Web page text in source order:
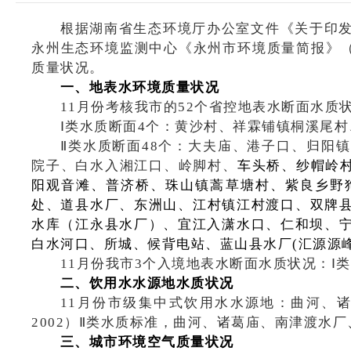
根据湖南省生态环境厅办公室文件《关于印
永州生态环境监测中心《永州市环境质量简报》
质量状况。
一、地表水环境质量状况
11 月份考核我市的52个省控地表水断面水质
Ⅰ类水质断面4个：黄沙村 、祥霖铺镇桐溪尾
Ⅱ类水质断面48个：大夫庙、港子口、归阳
院子、白水入湘江口、岭脚村、 车头桥 、 纱帽岭
阳观音滩 、普济桥 、珠山镇蒿草塘村 、紫良乡野
处 、道县水厂、 东洲山 、 江村镇江村渡口、双牌
水库（江永县水厂）、宜江入潇水口、仁和坝、
白 水河口、所城、候背电站、蓝山县水厂(汇源源
11 月份我市3个入境地表水断面水质状况： Ⅰ
二、饮用水水源地水质状况
11 月份市级集中式饮用水水源地：曲河、
2002 ） Ⅱ类水质标准，曲河、诸葛庙、南津渡水厂
三、 城市环境空气质量状况